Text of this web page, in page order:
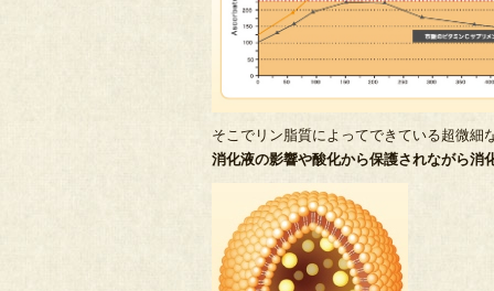
そこでリン脂質によってできている超微細
消化液の影響や酸化から保護されながら消